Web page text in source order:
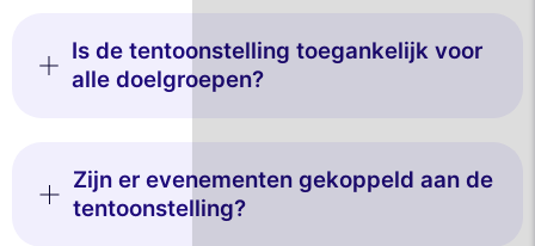
Is de tentoonstelling toegankelijk voor
alle doelgroepen?
Zijn er evenementen gekoppeld aan de
tentoonstelling?